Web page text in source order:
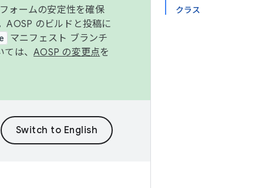
クラス
ォームの安定性を確保
AOSP のビルドと投稿に
マニフェスト ブランチ
は、 AOSP の変更点を